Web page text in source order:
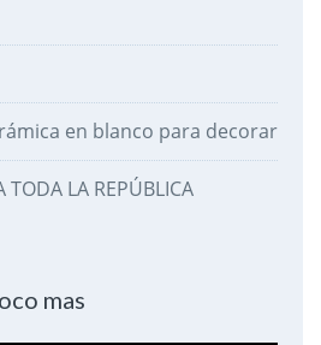
en blanco para decorar
TODA LA REPÚBLICA
mas